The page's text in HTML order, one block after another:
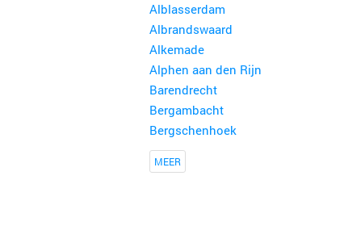
Alblasserdam
Albrandswaard
Alkemade
Alphen aan den Rijn
Barendrecht
Bergambacht
Bergschenhoek
MEER